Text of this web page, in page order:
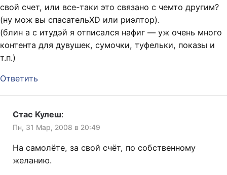
свой счет, или все-таки это связано с чемто другим?
(ну мож вы спасательXD или риэлтор).
(блин а с итудэй я отписался нафиг — уж очень много
контента для дувушек, сумочки, туфельки, показы и
т.п.)
Ответить
Стас Кулеш:
Пн, 31 Мар, 2008 в 20:49
На самолёте, за свой счёт, по собственному
желанию.